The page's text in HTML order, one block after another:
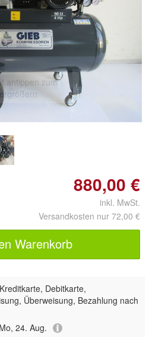
antippen zum
880,00 €
inkl. MwSt.
Versandkosten nur 72,00 €
Warenkorb
Debitkarte,
Überweisung, Bezahlung nach
24. Aug.